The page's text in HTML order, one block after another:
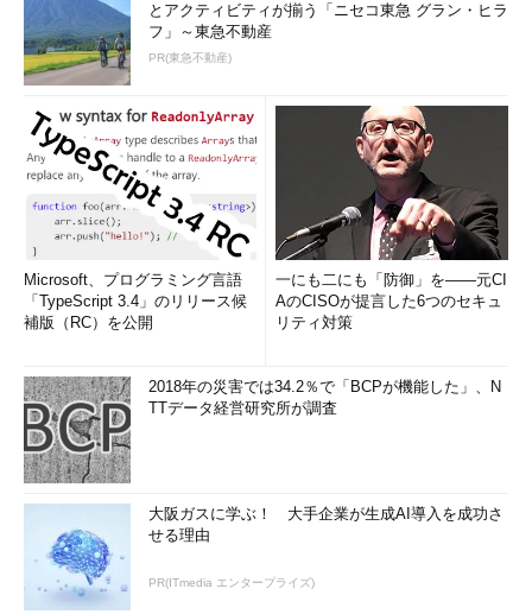
とアクティビティが揃う「ニセコ東急 グラン・ヒラ
フ」～東急不動産
PR(東急不動産)
Microsoft、プログラミング言語
「TypeScript 3.4」のリリース候
補版（RC）を公開
一にも二にも「防御」を――元CI
AのCISOが提言した6つのセキュ
リティ対策
2018年の災害では34.2％で「BCPが機能した」、N
TTデータ経営研究所が調査
大阪ガスに学ぶ！ 大手企業が生成AI導入を成功さ
せる理由
PR(ITmedia エンタープライズ)